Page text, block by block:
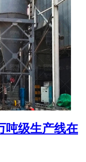
吨级生产线在